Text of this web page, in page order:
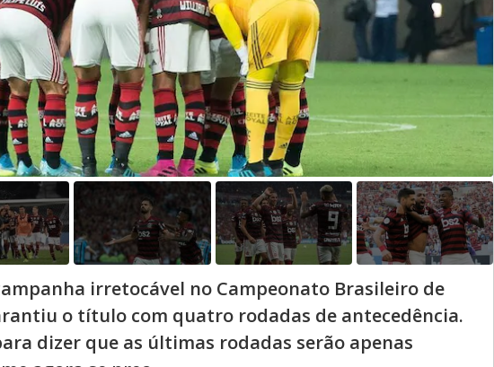
d
e
o
V
i
d
e
irretocável no Campeonato Brasileiro de
o título com quatro rodadas de antecedência.
dizer que as últimas rodadas serão apenas